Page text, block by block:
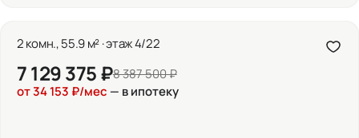
2 комн., 55.9 м² · этаж 4/22
7 129 375 ₽8 387 500 ₽
от 34 153 ₽/мес — в ипотеку